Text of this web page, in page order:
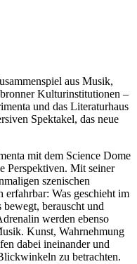
aus Musik,
Kulturinstitutionen –
und das Literaturhaus
Spektakel, das neue
mit dem Science Dome
Perspektiven. Mit seiner
szenischen
Was geschieht im
berauscht und
werden ebenso
Kunst, Wahrnehmung
dabei ineinander und
zu betrachten.